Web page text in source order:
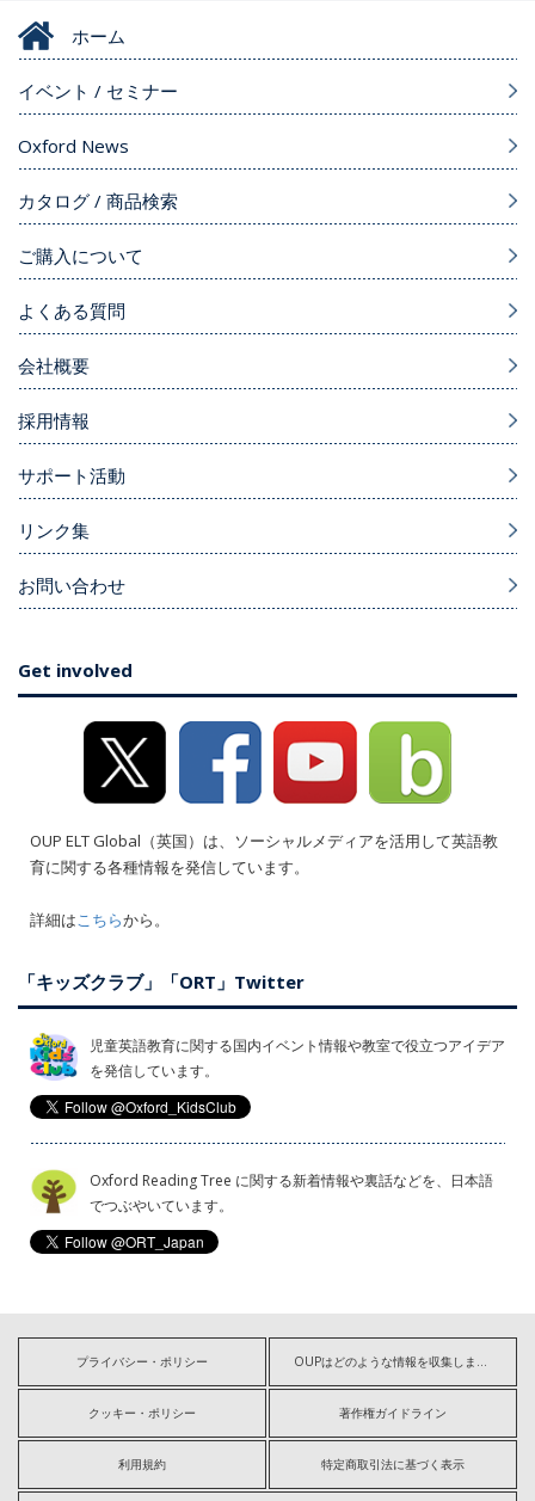
ホーム
イベント / セミナー
Oxford News
カタログ / 商品検索
ご購入について
よくある質問
会社概要
採用情報
サポート活動
リンク集
お問い合わせ
Get involved
OUP ELT Global（英国）は、ソーシャルメディアを活用して英語教
育に関する各種情報を発信しています。
詳細はこちらから。
「キッズクラブ」「ORT」Twitter
児童英語教育に関する国内イベント情報や教室で役立つアイデア
を発信しています。
Oxford Reading Tree に関する新着情報や裏話などを、日本語
でつぶやいています。
プライバシー・ポリシー OUPはどのような情報を収集しますか?
クッキー・ポリシー 著作権ガイドライン
利用規約 特定商取引法に基づく表示